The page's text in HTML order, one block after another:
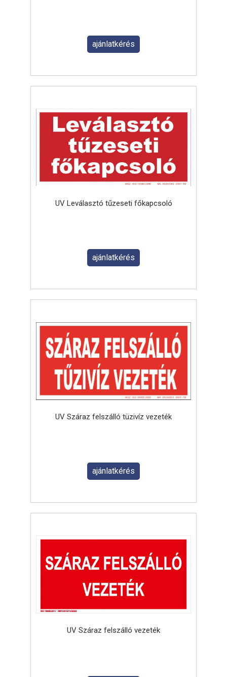
ajánlatkérés
UV Leválasztó tűzeseti főkapcsoló
ajánlatkérés
UV Száraz felszálló tüzivíz vezeték
ajánlatkérés
UV Száraz felszálló vezeték